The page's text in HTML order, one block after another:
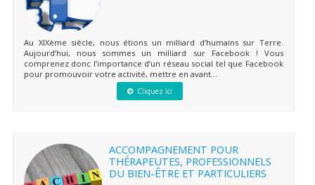
Au XIXème siècle, nous étions un milliard d’humains sur Terre.
Aujourd’hui, nous sommes un milliard sur Facebook ! Vous
comprenez donc l’importance d’un réseau social tel que Facebook
pour promouvoir votre activité, mettre en avant...
Cliquez ici
ACCOMPAGNEMENT POUR
THÉRAPEUTES, PROFESSIONNELS
DU BIEN-ÊTRE ET PARTICULIERS